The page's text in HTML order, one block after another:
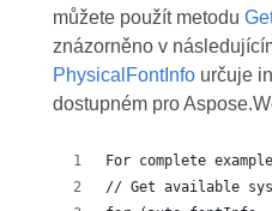
můžete použít metodu
znázorněno v
PhysicalFontInfourčuje
dostupném pro
For complete
// Get available